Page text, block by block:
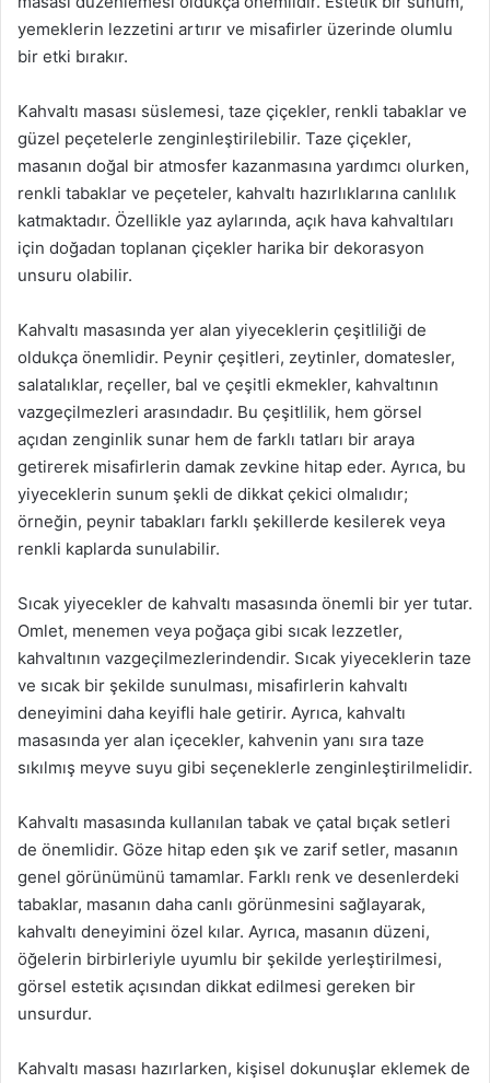
yemeklerin lezzetini artırır ve misafirler üzerinde olumlu
bir etki bırakır.
Kahvaltı masası süslemesi, taze çiçekler, renkli tabaklar ve
güzel peçetelerle zenginleştirilebilir. Taze çiçekler,
masanın doğal bir atmosfer kazanmasına yardımcı olurken,
renkli tabaklar ve peçeteler, kahvaltı hazırlıklarına canlılık
katmaktadır. Özellikle yaz aylarında, açık hava kahvaltıları
için doğadan toplanan çiçekler harika bir dekorasyon
unsuru olabilir.
Kahvaltı masasında yer alan yiyeceklerin çeşitliliği de
oldukça önemlidir. Peynir çeşitleri, zeytinler, domatesler,
salatalıklar, reçeller, bal ve çeşitli ekmekler, kahvaltının
vazgeçilmezleri arasındadır. Bu çeşitlilik, hem görsel
açıdan zenginlik sunar hem de farklı tatları bir araya
getirerek misafirlerin damak zevkine hitap eder. Ayrıca, bu
yiyeceklerin sunum şekli de dikkat çekici olmalıdır;
örneğin, peynir tabakları farklı şekillerde kesilerek veya
renkli kaplarda sunulabilir.
Sıcak yiyecekler de kahvaltı masasında önemli bir yer tutar.
Omlet, menemen veya poğaça gibi sıcak lezzetler,
kahvaltının vazgeçilmezlerindendir. Sıcak yiyeceklerin taze
ve sıcak bir şekilde sunulması, misafirlerin kahvaltı
deneyimini daha keyifli hale getirir. Ayrıca, kahvaltı
masasında yer alan içecekler, kahvenin yanı sıra taze
sıkılmış meyve suyu gibi seçeneklerle zenginleştirilmelidir.
Kahvaltı masasında kullanılan tabak ve çatal bıçak setleri
de önemlidir. Göze hitap eden şık ve zarif setler, masanın
genel görünümünü tamamlar. Farklı renk ve desenlerdeki
tabaklar, masanın daha canlı görünmesini sağlayarak,
kahvaltı deneyimini özel kılar. Ayrıca, masanın düzeni,
öğelerin birbirleriyle uyumlu bir şekilde yerleştirilmesi,
görsel estetik açısından dikkat edilmesi gereken bir
unsurdur.
Kahvaltı masası hazırlarken, kişisel dokunuşlar eklemek de